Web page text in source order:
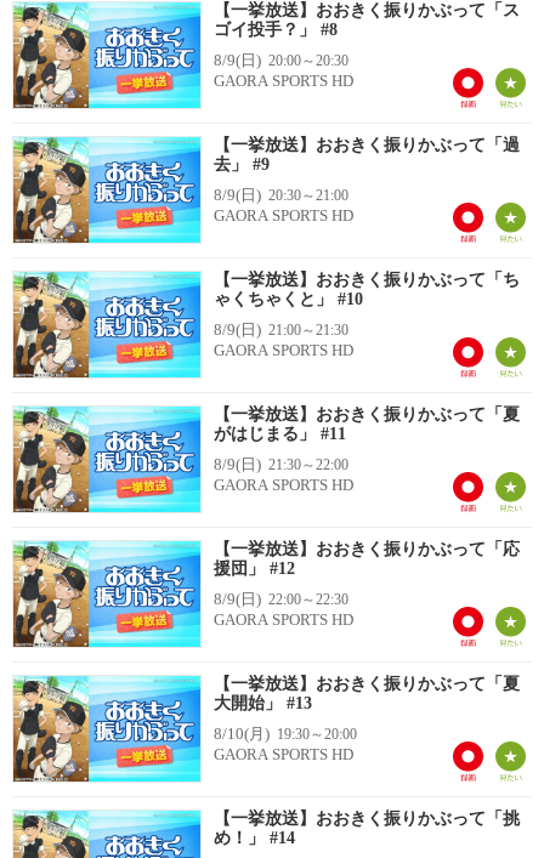
【一挙放送】おおきく振りかぶって「ス
ゴイ投手？」 #8
8/9(日) 20:00～20:30
GAORA SPORTS HD
【一挙放送】おおきく振りかぶって「過
去」 #9
8/9(日) 20:30～21:00
GAORA SPORTS HD
【一挙放送】おおきく振りかぶって「ち
ゃくちゃくと」 #10
8/9(日) 21:00～21:30
GAORA SPORTS HD
【一挙放送】おおきく振りかぶって「夏
がはじまる」 #11
8/9(日) 21:30～22:00
GAORA SPORTS HD
【一挙放送】おおきく振りかぶって「応
援団」 #12
8/9(日) 22:00～22:30
GAORA SPORTS HD
【一挙放送】おおきく振りかぶって「夏
大開始」 #13
8/10(月) 19:30～20:00
GAORA SPORTS HD
【一挙放送】おおきく振りかぶって「挑
め！」 #14